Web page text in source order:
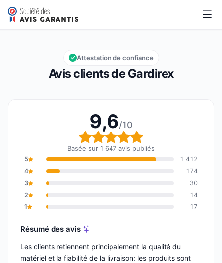
Gardirex
Note globale : 9,6 sur 10
9,6/10
Avis clients de Gardirex
Attestation de confiance
9,6/10
Note globale : 9,6 sur
Basée sur 1 647 avis publiés
5
1 412
4
174
3
30
2
14
1
17
Résumé des avis
Les clients retiennent principalement la qualité du
matériel et la fiabilité de la livraison: les produits sont